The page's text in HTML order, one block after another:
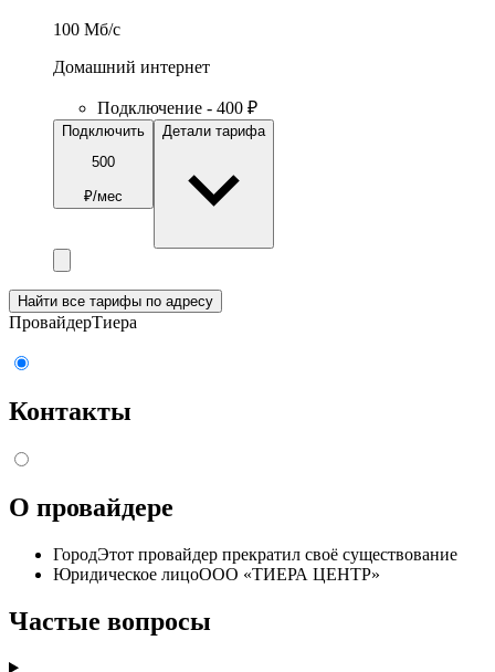
100 Мб/c
Домашний интернет
Подключение - 400 ₽
Подключить
500
₽/мес
Детали тарифа
Найти все тарифы по адресу
ПровайдерТиера
Контакты
О провайдере
ГородЭтот провайдер прекратил своё существование
Юридическое лицоООО «ТИЕРА ЦЕНТР»
Частые вопросы